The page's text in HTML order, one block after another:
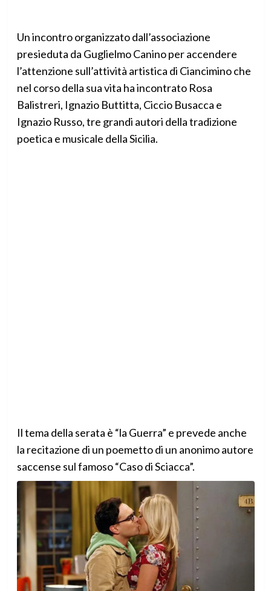
Un incontro organizzato dall’associazione
presieduta da Guglielmo Canino per accendere
l’attenzione sull’attività artistica di Ciancimino che
nel corso della sua vita ha incontrato Rosa
Balistreri, Ignazio Buttitta, Ciccio Busacca e
Ignazio Russo, tre grandi autori della tradizione
poetica e musicale della Sicilia.
Il tema della serata è “la Guerra” e prevede anche
la recitazione di un poemetto di un anonimo autore
saccense sul famoso “Caso di Sciacca”.